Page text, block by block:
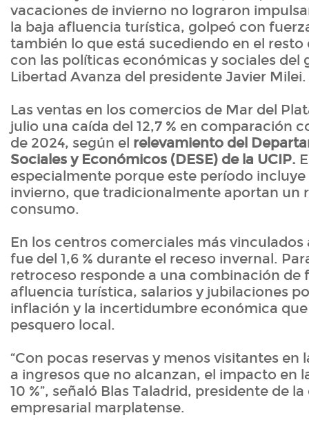
vacaciones de invierno no lograron
la baja afluencia turística, golpeó con
también lo que está sucediendo en el resto
con las políticas económicas y sociales del
Libertad Avanza del presidente Javier
Las ventas en los comercios de Mar del
julio una caída del 12,7 % en comparación
de 2024, según el relevamiento del
Sociales y Económicos (DESE) de la UCIP.
especialmente porque este período incluye
invierno, que tradicionalmente aportan un
consumo.
En los centros comerciales más vinculados
fue del 1,6 % durante el receso invernal.
retroceso responde a una combinación de
afluencia turística, salarios y jubilaciones
inflación y la incertidumbre económica
pesquero local.
“Con pocas reservas y menos visitantes en
a ingresos que no alcanzan, el impacto en
10 %”, señaló Blas Taladrid, presidente de
empresarial marplatense.